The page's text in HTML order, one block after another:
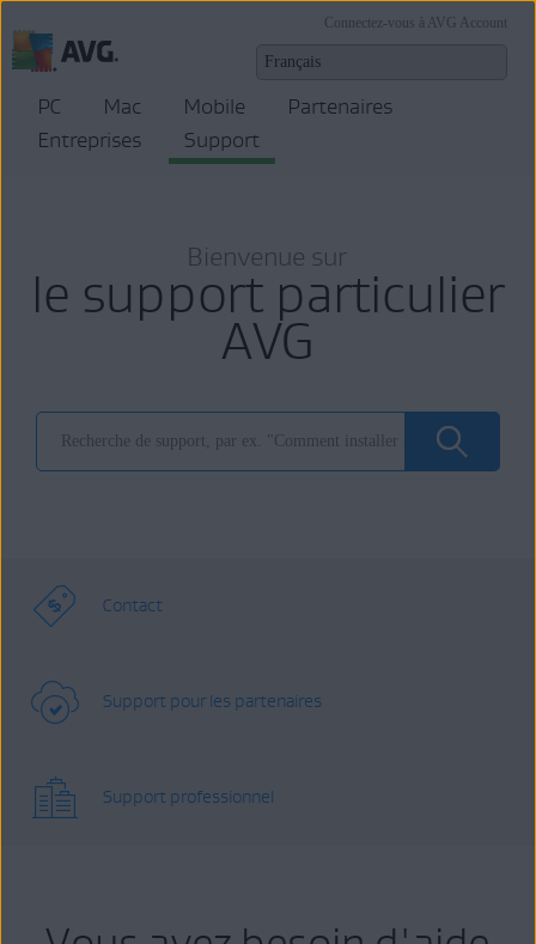
Connectez-vous à AVG Account
PC Mac Mobile
Partenaires
Entreprises
Support
Bienvenue sur
le support particulier
AVG
Contact
Support pour les partenaires
Support professionnel